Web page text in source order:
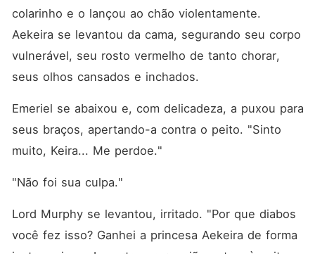
colarinho e o lançou ao chão violentamente.
Aekeira se levantou da cama, segurando seu corpo
vulnerável, seu rosto vermelho de tanto chorar,
seus olhos cansados e inchados.
Emeriel se abaixou e, com delicadeza, a puxou para
seus braços, apertando-a contra o peito. "Sinto
muito, Keira... Me perdoe."
"Não foi sua culpa."
Lord Murphy se levantou, irritado. "Por que diabos
você fez isso? Ganhei a princesa Aekeira de forma